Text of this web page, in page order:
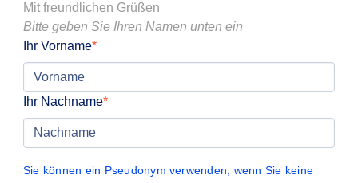
Bitte geben Sie Ihren Namen unten ein
Ihr Vorname
Ihr Nachname
Sie können ein Pseudonym verwenden, wenn Sie keine